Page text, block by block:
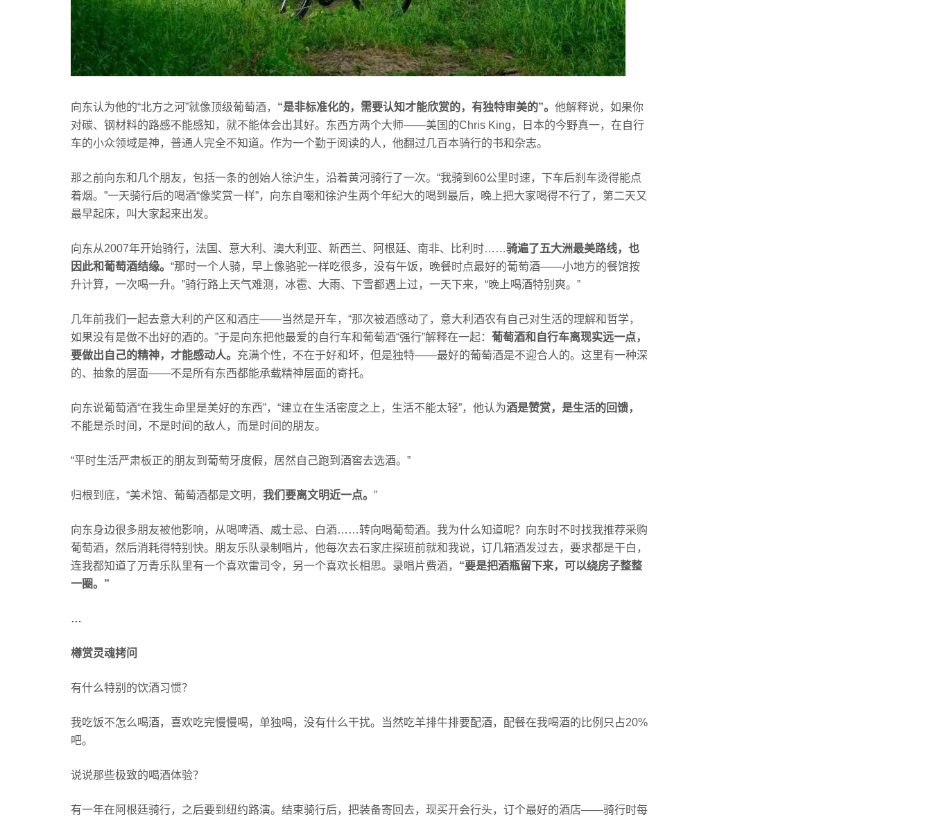
向东认为他的“北方之河”就像顶级葡萄酒， “是非标准化的，需要认知才能欣赏的，有独特审美的”。 他解释说，如果你
对碳、钢材料的路感不能感知，就不能体会出其好。东西方两个大师——美国的Chris King，日本的今野真一，在自行
车的小众领域是神，普通人完全不知道。作为一个勤于阅读的人，他翻过几百本骑行的书和杂志。
那之前向东和几个朋友，包括一条的创始人徐沪生，沿着黄河骑行了一次。“我骑到60公里时速，下车后刹车烫得能点
着烟。”一天骑行后的喝酒“像奖赏一样”，向东自嘲和徐沪生两个年纪大的喝到最后，晚上把大家喝得不行了，第二天又
最早起床，叫大家起来出发。
向东从2007年开始骑行，法国、意大利、澳大利亚、新西兰、阿根廷、南非、比利时……骑遍了五大洲最美路线，也
因此和葡萄酒结缘。 “那时一个人骑，早上像骆驼一样吃很多，没有午饭，晚餐时点最好的葡萄酒——小地方的餐馆按
升计算，一次喝一升。”骑行路上天气难测，冰雹、大雨、下雪都遇上过，一天下来，“晚上喝酒特别爽。”
几年前我们一起去意大利的产区和酒庄——当然是开车，“那次被酒感动了，意大利酒农有自己对生活的理解和哲学，
如果没有是做不出好的酒的。”于是向东把他最爱的自行车和葡萄酒“强行”解释在一起： 葡萄酒和自行车离现实远一点，
要做出自己的精神，才能感动人。 充满个性，不在于好和坏，但是独特——最好的葡萄酒是不迎合人的。 这里有一种深
的、抽象的层面——不是所有东西都能承载精神层面的寄托。
向东说葡萄酒“在我生命里是美好的东西”，“建立在生活密度之上，生活不能太轻”，他认为酒是赞赏，是生活的回馈，
不能是杀时间，不是时间的敌人，而是时间的朋友。
“平时生活严肃板正的朋友到葡萄牙度假，居然自己跑到酒窖去选酒。”
归根到底，“美术馆、葡萄酒都是文明， 我们要离文明近一点。 ”
向东身边很多朋友被他影响，从喝啤酒、威士忌、白酒……转向喝葡萄酒。我为什么知道呢？向东时不时找我推荐采购
葡萄酒，然后消耗得特别快。朋友乐队录制唱片，他每次去石家庄探班前就和我说，订几箱酒发过去，要求都是干白，
连我都知道了万青乐队里有一个喜欢雷司令，另一个喜欢长相思。录唱片费酒， “要是把酒瓶留下来，可以绕房子整整
一圈。”
…
樽赏灵魂拷问
有什么特别的饮酒习惯？
我吃饭不怎么喝酒，喜欢吃完慢慢喝，单独喝，没有什么干扰。当然吃羊排牛排要配酒，配餐在我喝酒的比例只占20%
吧。
说说那些极致的喝酒体验？
有一年在阿根廷骑行，之后要到纽约路演。结束骑行后，把装备寄回去，现买开会行头，订个最好的酒店——骑行时每